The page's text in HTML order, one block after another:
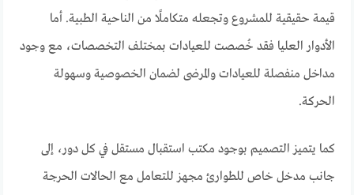
قيمة حقيقية للمشروع وتجعله متكاملًا من الناحية الطبية. أما
الأدوار العليا فقد خُصصت للعيادات بمختلف التخصصات، مع وجود
مداخل منفصلة للعيادات والمرضى لضمان الخصوصية وسهولة
الحركة.
كما يتميز التصميم بوجود مكتب استقبال مستقل في كل دور، إلى
جانب مدخل خاص للطوارئ مجهز للتعامل مع الحالات الحرجة